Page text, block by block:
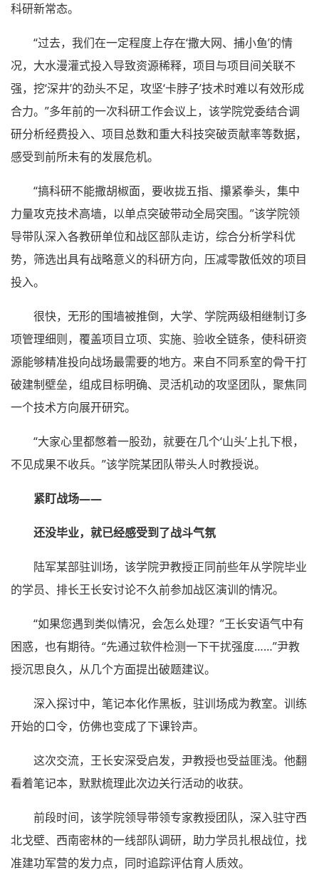
科研新常态。
“过去，我们在一定程度上存在‘撒大网、捕小鱼’的情
况，大水漫灌式投入导致资源稀释，项目与项目间关联不
强，挖‘深井’的劲头不足，攻坚‘卡脖子’技术时难以有效形成
合力。”多年前的一次科研工作会议上，该学院党委结合调
研分析经费投入、项目总数和重大科技突破贡献率等数据，
感受到前所未有的发展危机。
“搞科研不能撒胡椒面，要收拢五指、攥紧拳头，集中
力量攻克技术高墙，以单点突破带动全局突围。”该学院领
导带队深入各教研单位和战区部队走访，综合分析学科优
势，筛选出具有战略意义的科研方向，压减零散低效的项目
投入。
很快，无形的围墙被推倒，大学、学院两级相继制订多
项管理细则，覆盖项目立项、实施、验收全链条，使科研资
源能够精准投向战场最需要的地方。来自不同系室的骨干打
破建制壁垒，组成目标明确、灵活机动的攻坚团队，聚焦同
一个技术方向展开研究。
“大家心里都憋着一股劲，就要在几个‘山头’上扎下根，
不见成果不收兵。”该学院某团队带头人时教授说。
紧盯战场——
还没毕业，就已经感受到了战斗气氛
陆军某部驻训场，该学院尹教授正同前些年从学院毕业
的学员、排长王长安讨论不久前参加战区演训的情况。
“如果您遇到类似情况，会怎么处理？”王长安语气中有
困惑，也有期待。“先通过软件检测一下干扰强度……”尹教
授沉思良久，从几个方面提出破题建议。
深入探讨中，笔记本化作黑板，驻训场成为教室。训练
开始的口令，仿佛也变成了下课铃声。
这次交流，王长安深受启发，尹教授也受益匪浅。他翻
看着笔记本，默默梳理此次边关行活动的收获。
前段时间，该学院领导带领专家教授团队，深入驻守西
北戈壁、西南密林的一线部队调研，助力学员扎根战位，找
准建功军营的发力点，同时追踪评估育人质效。